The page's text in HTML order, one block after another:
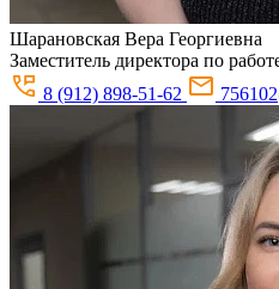
Шарановская Вера Георгиевна
Заместитель директора по
8 (912) 898-51-62